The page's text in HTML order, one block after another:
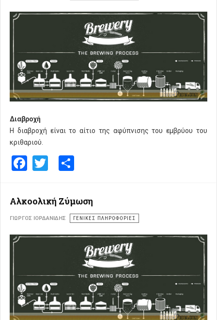
Διαβροχή
Η διαβροχή είναι το αίτιο της αφύπνισης του εμβρύου του
κριθαριού.
Facebook
Twitter
Αλκοολική Ζύμωση
ΓΙΏΡΓΟΣ ΙΟΡΔΑΝΊΔΗΣ ΓΕΝΙΚΕΣ ΠΛΗΡΟΦΟΡΙΕΣ